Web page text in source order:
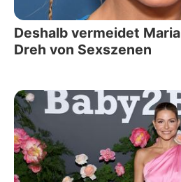
Deshalb vermeidet
Dreh von Sexszenen